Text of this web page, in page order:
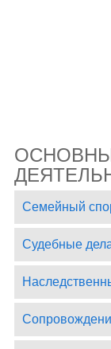
Семейный
Судебные